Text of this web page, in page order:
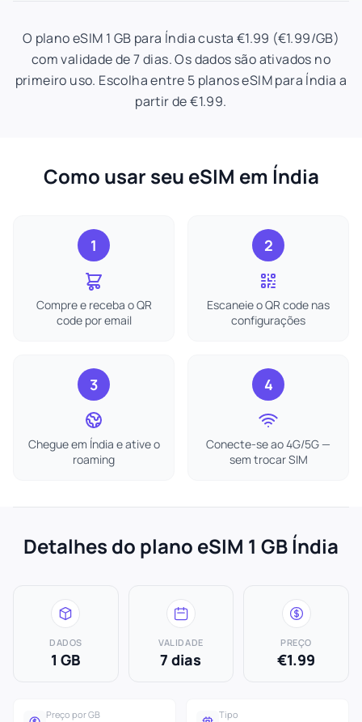
O plano eSIM 1 GB para Índia custa €1.99 (€1.99/GB)
com validade de 7 dias. Os dados são ativados no
primeiro uso. Escolha entre 5 planos eSIM para Índia a
partir de €1.99.
Como usar seu eSIM em Índia
1
Compre e receba o QR
code por email
2
Escaneie o QR code nas
configurações
3
Chegue em Índia e ative o
roaming
4
Conecte-se ao 4G/5G —
sem trocar SIM
Detalhes do plano eSIM 1 GB Índia
DADOS
1 GB
VALIDADE
7 dias
PREÇO
€1.99
Preço por GB Tipo